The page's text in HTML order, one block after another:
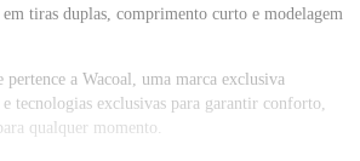
tiras duplas, comprimento curto e modelagem
pertence a Wacoal, uma marca exclusiva
tecnologias exclusivas para garantir conforto,
qualquer momento.